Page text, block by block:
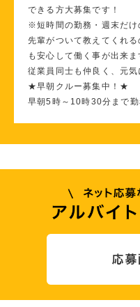
できる方大募集です！
※短時間の勤務・週末だけ
先輩がついて教えてくれ
も安心して働く事が出来ま
従業員同士も仲良く、元気
★早朝クルー募集中！★
早朝5時～10時30分まで勤